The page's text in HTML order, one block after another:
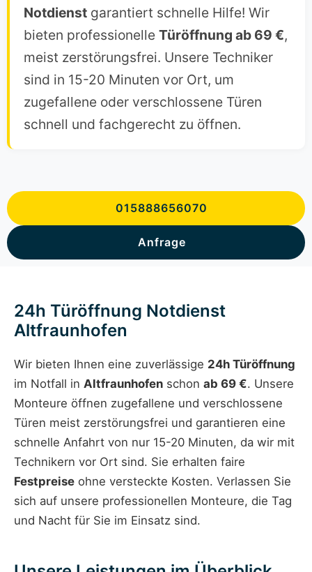
Notdienst garantiert schnelle Hilfe! Wir
bieten professionelle Türöffnung ab 69 €,
meist zerstörungsfrei. Unsere Techniker
sind in 15-20 Minuten vor Ort, um
zugefallene oder verschlossene Türen
schnell und fachgerecht zu öffnen.
015888656070
Anfrage
24h Türöffnung Notdienst
Altfraunhofen
Wir bieten Ihnen eine zuverlässige 24h Türöffnung
im Notfall in Altfraunhofen schon ab 69 €. Unsere
Monteure öffnen zugefallene und verschlossene
Türen meist zerstörungsfrei und garantieren eine
schnelle Anfahrt von nur 15-20 Minuten, da wir mit
Technikern vor Ort sind. Sie erhalten faire
Festpreise ohne versteckte Kosten. Verlassen Sie
sich auf unsere professionellen Monteure, die Tag
und Nacht für Sie im Einsatz sind.